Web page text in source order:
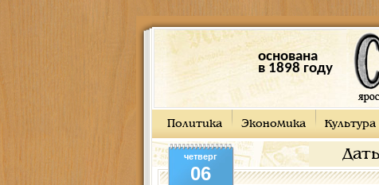
основана
в 1898 году
Политика Экономика Культура
четверг
06